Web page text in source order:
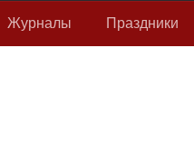
Журналы Праздники